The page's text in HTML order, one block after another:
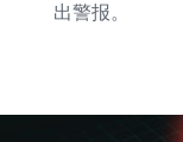
出警报。